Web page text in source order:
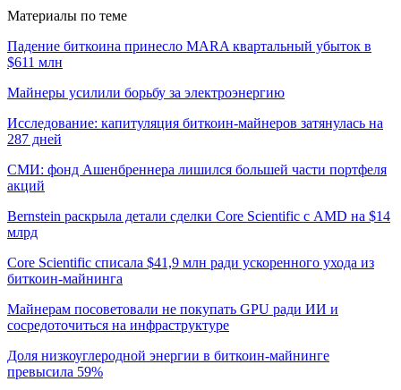
Материалы по теме
Падение биткоина принесло MARA квартальный убыток в
$611 млн
Майнеры усилили борьбу за электроэнергию
Исследование: капитуляция биткоин-майнеров затянулась на
287 дней
СМИ: фонд Ашенбреннера лишился большей части портфеля
акций
Bernstein раскрыла детали сделки Core Scientific с AMD на $14
млрд
Core Scientific списала $41,9 млн ради ускоренного ухода из
биткоин-майнинга
Майнерам посоветовали не покупать GPU ради ИИ и
сосредоточиться на инфраструктуре
Доля низкоуглеродной энергии в биткоин-майнинге
превысила 59%